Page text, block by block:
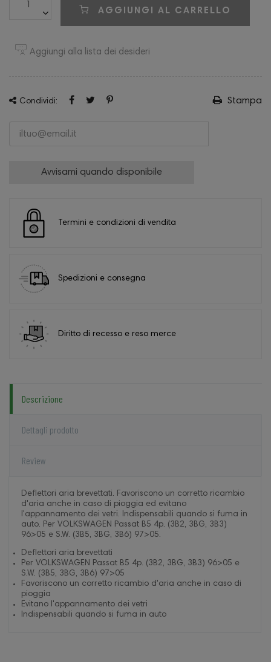
AGGIUNGI AL CARRELLO
Aggiungi alla lista dei desideri
Condividi:
Avvisami quando disponibile
Stampa
Termini e condizioni di vendita
Spedizioni e consegna
Diritto di recesso e reso merce
Descrizione
Dettagli prodotto
Review
Deflettori aria brevettati. Favoriscono un corretto ricambio
d'aria anche in caso di pioggia ed evitano
l'appannamento dei vetri. Indispensabili quando si fuma in
auto. Per VOLKSWAGEN Passat B5 4p. (3B2, 3BG, 3B3)
96>05 e S.W. (3B5, 3BG, 3B6) 97>05.
Deflettori aria brevettati
Per VOLKSWAGEN Passat B5 4p. (3B2, 3BG, 3B3) 96>05 e
S.W. (3B5, 3BG, 3B6) 97>05
Favoriscono un corretto ricambio d'aria anche in caso di
pioggia
Evitano l'appannamento dei vetri
Indispensabili quando si fuma in auto